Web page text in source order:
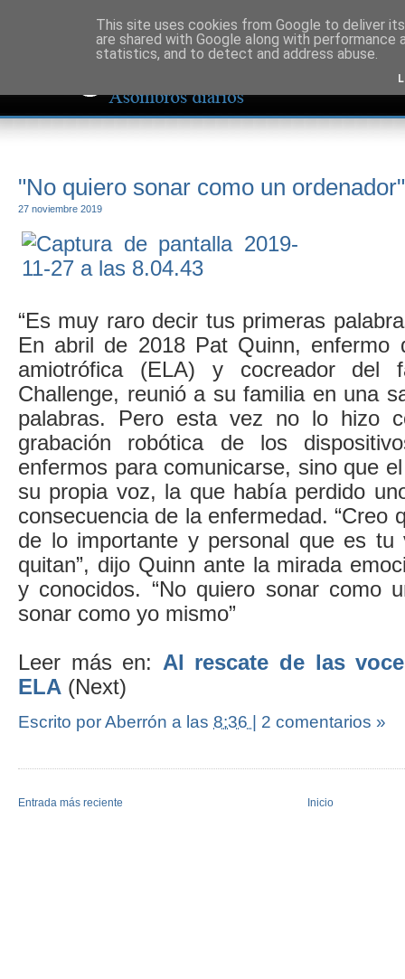
"No quiero sonar como un ordenador"
27 noviembre 2019
“Es muy raro decir tus primeras
En abril de 2018 Pat Quinn, enfermo
amiotrófica (ELA) y cocreador del
Challenge, reunió a su familia en una
palabras. Pero esta vez no lo hizo
grabación robótica de los
enfermos para comunicarse, sino que
su propia voz, la que había perdido
consecuencia de la enfermedad. “Creo
de lo importante y personal que es
quitan”, dijo Quinn ante la mirada
y conocidos. “No quiero sonar como
sonar como yo mismo”
Leer más en: Al rescate de las
ELA (Next)
Escrito por Aberrón a las 8:36 | 2 comentarios »
Entrada más reciente Inicio
This site uses cookies from Google to deliver
are shared with Google along with
statistics, and to detect and address abuse.